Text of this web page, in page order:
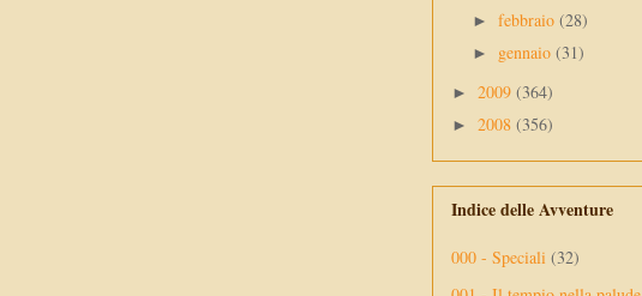
► febbraio (28)
► gennaio (31)
► 2009 (364)
► 2008 (356)
Indice delle Avventure
000 - Speciali (32)